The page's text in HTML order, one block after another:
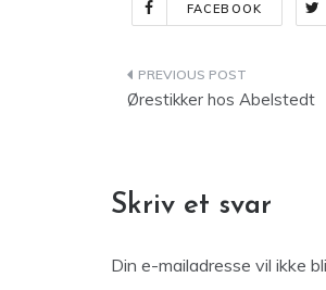
FACEBOOK
Ørestikker hos Abelstedt
Skriv et svar
Din e-mailadresse vil ikke